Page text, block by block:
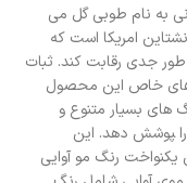
به نام طوبی گل می
امریکا است که
طور جدی رقابت کند. ثبات
های خاص این محصول
های بسیار متنوع و
‍‍‍‍پوشش دهد. این
رنگ مو آوایی